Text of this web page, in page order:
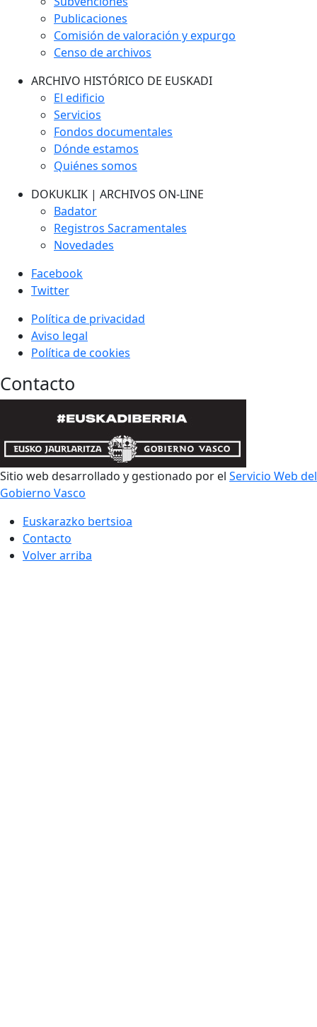
Publicaciones
Comisión de valoración y expurgo
Censo de archivos
ARCHIVO HISTÓRICO DE EUSKADI
El edificio
Servicios
Fondos documentales
Dónde estamos
Quiénes somos
DOKUKLIK | ARCHIVOS ON-LINE
Badator
Registros Sacramentales
Novedades
Facebook
Twitter
Política de privacidad
Aviso legal
Política de cookies
Contacto
Sitio web desarrollado y gestionado por el Servicio Web del
Gobierno Vasco
Euskarazko bertsioa
Contacto
Volver arriba